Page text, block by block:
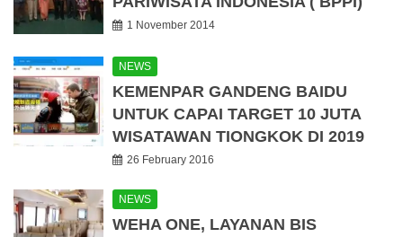
1 November 2014
NEWS
KEMENPAR GANDENG BAIDU
UNTUK CAPAI TARGET 10 JUTA
WISATAWAN TIONGKOK DI 2019
26 February 2016
NEWS
WEHA ONE, LAYANAN BIS